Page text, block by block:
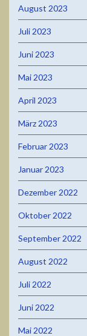
August 2023
Juli 2023
Juni 2023
Mai 2023
April 2023
März 2023
Februar 2023
Januar 2023
Dezember 2022
Oktober 2022
September 2022
August 2022
Juli 2022
Juni 2022
Mai 2022